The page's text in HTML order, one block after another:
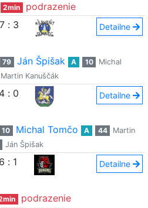
2min
podrazenie
7 : 3 Detailne
79 Ján Špišak A 10
Michal
Martin Kanuščák
4 : 0 Detailne
10 Michal Tomčo A 44
Martin
Ján Špišak
6 : 1 Detailne
podrazenie